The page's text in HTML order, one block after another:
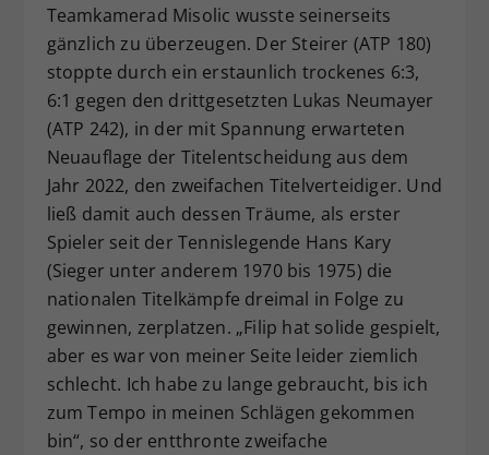
Teamkamerad Misolic wusste seinerseits
gänzlich zu überzeugen. Der Steirer (ATP 180)
stoppte durch ein erstaunlich trockenes 6:3,
6:1 gegen den drittgesetzten Lukas Neumayer
(ATP 242), in der mit Spannung erwarteten
Neuauflage der Titelentscheidung aus dem
Jahr 2022, den zweifachen Titelverteidiger. Und
ließ damit auch dessen Träume, als erster
Spieler seit der Tennislegende Hans Kary
(Sieger unter anderem 1970 bis 1975) die
nationalen Titelkämpfe dreimal in Folge zu
gewinnen, zerplatzen. „Filip hat solide gespielt,
aber es war von meiner Seite leider ziemlich
schlecht. Ich habe zu lange gebraucht, bis ich
zum Tempo in meinen Schlägen gekommen
bin“, so der entthronte zweifache